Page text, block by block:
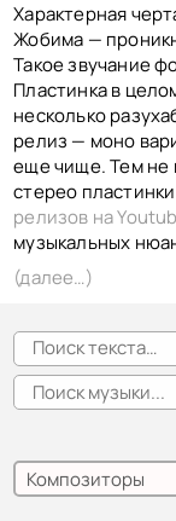
Характерная
Жобима —
Такое звучание
Пластинка в
несколько
релиз — моно
еще чище. Тем не
стерео
релизов на
музыкальных
(далее…)